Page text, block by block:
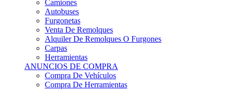
Camiones
Autobuses
Furgonetas
Venta De Remolques
Alquiler De Remolques O Furgones
Carpas
Herramientas
ANUNCIOS DE COMPRA
Compra De Vehículos
Compra De Herramientas